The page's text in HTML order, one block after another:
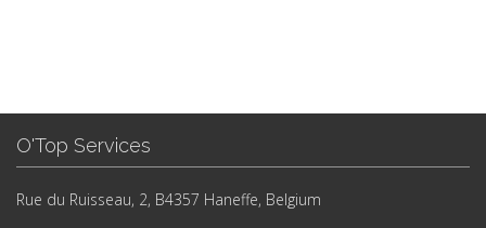
O'Top Services
Rue du Ruisseau, 2, B4357 Haneffe, Belgium